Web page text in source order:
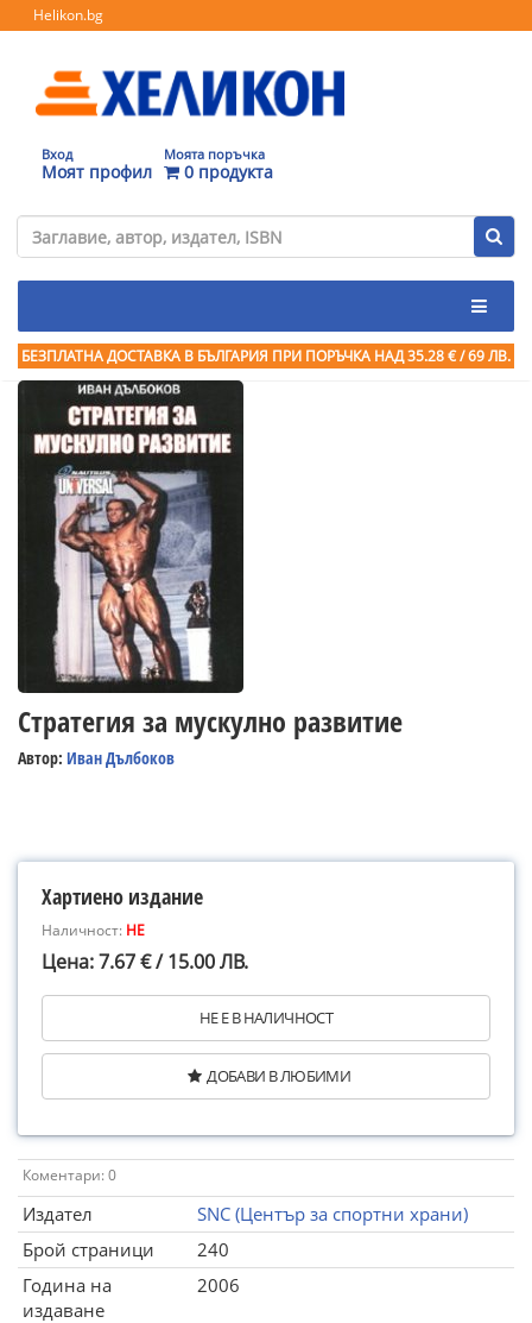
Helikon.bg
Вход
Моят профил
Моята поръчка
0 продукта
БЕЗПЛАТНА ДОСТАВКА В БЪЛГАРИЯ ПРИ ПОРЪЧКА НАД 35.28 € / 69 ЛВ.
Стратегия за мускулно развитие
Автор: Иван Дълбоков
Хартиено издание
Наличност: НЕ
Цена: 7.67 € / 15.00 ЛВ.
НЕ Е В НАЛИЧНОСТ
ДОБАВИ В ЛЮБИМИ
Коментари: 0
Издател
SNC (Център за спортни храни)
Брой страници
240
Година на
издаване
2006